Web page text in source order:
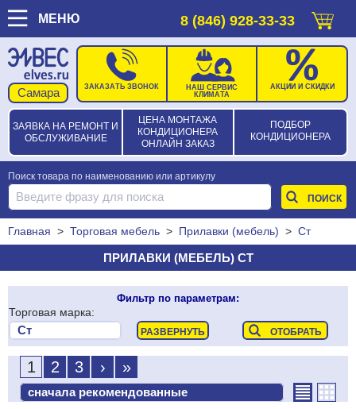
МЕНЮ 8 (846) 928-33-33
ЗАЯВКА НА РЕМОНТ И
ОБСЛУЖИВАНИЕ
ЦЕНА МОНТАЖА
КОНДИЦИОНЕРА
ОНЛАЙН ЗАКАЗ
ПОДБОР
КОНДИЦИОНЕРА
ЗАКАЗАТЬ ЗВОНОК
НАШ СЕРВИС
КЛИМАТА
АКЦИИ И СКИДКИ
Поиск товара по наименованию или артикулу
Главная > Торговая мебель > Прилавки (мебель) > Ст
ПРИЛАВКИ (МЕБЕЛЬ) СТ
Фильтр по параметрам:
Торговая марка:
1 2 3 › »